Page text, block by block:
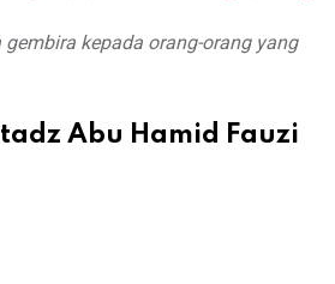
gembira kepada orang-orang yang
Abu Hamid Fauzi